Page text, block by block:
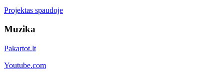
Projektas spaudoje
Muzika
Pakartot.lt
Youtube.com